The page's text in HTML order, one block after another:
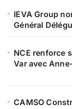
IEVA Group
Général
NCE renforce
Var avec
CAMSO